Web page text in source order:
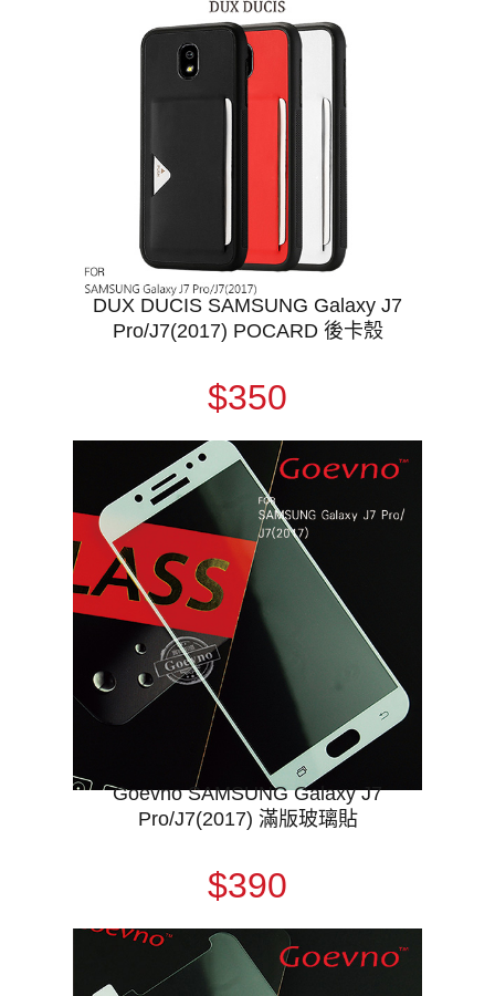
DUX DUCIS SAMSUNG Galaxy J7
Pro/J7(2017) POCARD 後卡殼
$350
Goevno SAMSUNG Galaxy J7
Pro/J7(2017) 滿版玻璃貼
$390